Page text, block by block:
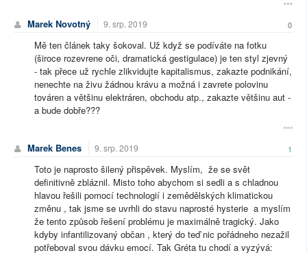
Marek Novotný 9. srp. 2019 0
Mě ten článek taky šokoval. Už když se podíváte na fotku
(široce rozevrene oči, dramatická gestigulace) je ten styl zjevný
- tak přece už rychle zlikvidujte kapitalismus, zakazte podnikání,
nenechte na živu žádnou krávu a možná i zavrete polovinu
továren a většinu elektráren, obchodu atp., zakazte většinu aut -
a bude dobře???
Marek Benes 9. srp. 2019 1
Toto je naprosto šilený přispěvek. Myslím, že se svět
definitivně zbláznil. Misto toho abychom si sedli a s chladnou
hlavou řešili pomocí technologií i zemědělských klimatickou
změnu , tak jsme se uvrhli do stavu naprosté hysterie a myslím
že tento způsob řešení problému je maximálně tragický. Jako
kdyby infantilizovaný občan , který do teď nic pořádneho nezažil
potřeboval svou dávku emocí. Tak Gréta tu chodí a vyzývá: